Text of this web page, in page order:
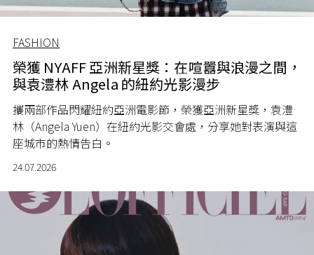
FASHION
榮獲 NYAFF 亞洲新星獎：在喧囂與浪漫之間，
與袁澧林 Angela 的紐約光影漫步
攜兩部作品閃耀紐約亞洲電影節，榮獲亞洲新星獎，袁澧
林（Angela Yuen）在紐約光影交會處，分享她對表演與這
座城市的熱情告白。
24.07.2026